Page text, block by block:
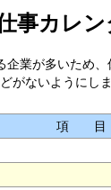
事カレン
企業が多いため
がないようにしま
項 目